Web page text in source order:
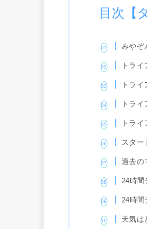
目次【
みやぞ
トラ
トラ
トラ
トラ
スター
過去の
24時間
24時間
天気は